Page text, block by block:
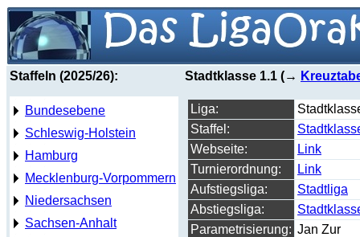
Staffeln (2025/26):
Bundesebene
Schleswig-Holstein
Hamburg
Mecklenburg-Vorpommern
Niedersachsen
Sachsen-Anhalt
Stadtklasse 1.1 (→
Liga:
Staffel:
Webseite:
Link
Turnierordnung:
Link
Aufstiegsliga:
Stadtliga
Abstiegsliga:
Parametrisierung: Jan Zur